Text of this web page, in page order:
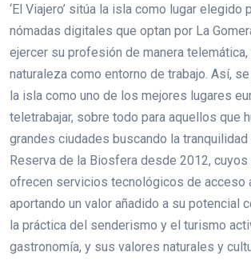
‘El Viajero’ sitúa la isla como lugar elegido
nómadas digitales que optan por La
ejercer su profesión de manera
naturaleza como entorno de trabajo. Así,
la isla como uno de los mejores lugares
teletrabajar, sobre todo para aquellos que
grandes ciudades buscando la tranquilidad
Reserva de la Biosfera desde 2012,
ofrecen servicios tecnológicos de acceso
aportando un valor añadido a su potencial
la práctica del senderismo y el turismo
gastronomía, y sus valores naturales y